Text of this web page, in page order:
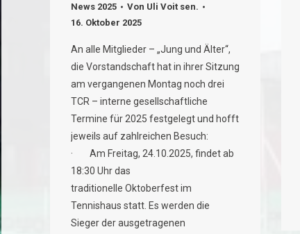
News 2025 Von Uli Voit sen.
16. Oktober 2025
An alle Mitglieder – „Jung und Älter“,
die Vorstandschaft hat in ihrer Sitzung
am vergangenen Montag noch drei
TCR – interne gesellschaftliche
Termine für 2025 festgelegt und hofft
jeweils auf zahlreichen Besuch:
· Am Freitag, 24.10.2025, findet ab
18:30 Uhr das
traditionelle Oktoberfest im
Tennishaus statt. Es werden die
Sieger der ausgetragenen